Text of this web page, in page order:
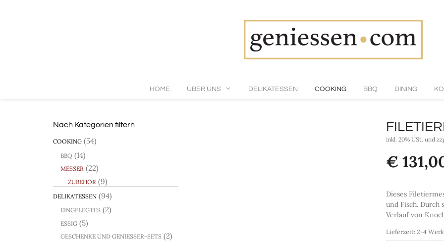
HOME ÜBER UNS DELIKATESSEN COOKING BBQ DINING
inkl. 20% USt. und
€
Dieses
und Fisch. Durch
Verlauf von
Lieferzeit:2-4
Nach Kategorien filtern
COOKING (54)
BBQ (14)
MESSER (22)
ZUBEHÖR (9)
DELIKATESSEN (94)
EINGELEGTES (2)
ESSIG (5)
GESCHENKE UND GENIESSER-SETS (2)